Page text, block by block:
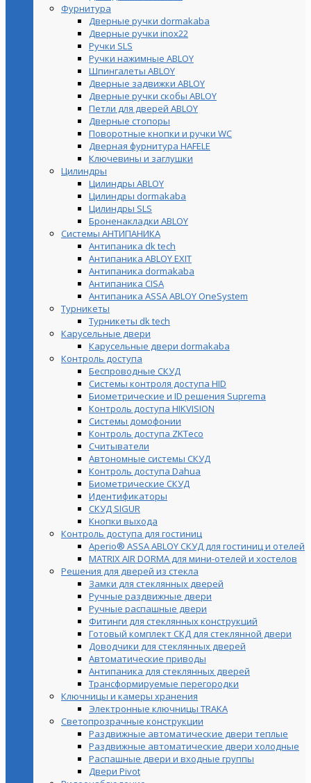
Фурнитура
Дверные ручки dormakaba
Дверные ручки inox22
Ручки SLS
Ручки нажимные ABLOY
Шпингалеты ABLOY
Дверные задвижки ABLOY
Дверные ручки скобы ABLOY
Петли для дверей ABLOY
Дверные стопоры
Поворотные кнопки и ручки WC
Дверная фурнитура HAFELE
Ключевины и заглушки
Цилиндры
Цилиндры ABLOY
Цилиндры dormakaba
Цилиндры SLS
Броненакладки ABLOY
Системы АНТИПАНИКА
Антипаника dk tech
Антипаника ABLOY EXIT
Антипаника dormakaba
Антипаника СISA
Антипаника ASSA ABLOY OneSystem
Турникеты
Турникеты dk tech
Карусельные двери
Карусельные двери dormakaba
Контроль доступа
Беспроводные СКУД
Системы контроля доступа HID
Биометрические и ID решения Suprema
Контроль доступа HIKVISION
Системы домофонии
Контроль доступа ZKTeco
Считыватели
Автономные системы СКУД
Контроль доступа Dahua
Биометрические СКУД
Идентификаторы
СКУД SIGUR
Кнопки выхода
Контроль доступа для гостиниц
Aperio® ASSA ABLOY СКУД для гостиниц и отелей
MATRIX AIR DORMA для мини-отелей и хостелов
Решения для дверей из стекла
Замки для стеклянных дверей
Ручные раздвижные двери
Ручные распашные двери
Фитинги для стеклянных конструкций
Готовый комплект СКД для стеклянной двери
Доводчики для стеклянных дверей
Автоматические приводы
Антипаника для стеклянных дверей
Трансформируемые перегородки
Ключницы и камеры хранения
Электронные ключницы TRAKA
Светопрозрачные конструкции
Раздвижные автоматические двери теплые
Раздвижные автоматические двери холодные
Распашные двери и входные группы
Двери Pivot